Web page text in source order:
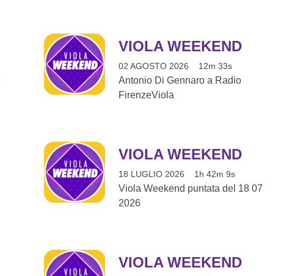
VIOLA WEEKEND
02 AGOSTO 2026 12m 33s
Antonio Di Gennaro a Radio
FirenzeViola
VIOLA WEEKEND
18 LUGLIO 2026 1h 42m 9s
Viola Weekend puntata del 18 07
2026
VIOLA WEEKEND